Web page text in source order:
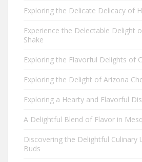
Exploring the Delicate Delicacy of
Experience the Delectable Delight
Shake
Exploring the Flavorful Delights of
Exploring the Delight of Arizona
Exploring a Hearty and Flavorful
A Delightful Blend of Flavor in
Discovering the Delightful Culinary
Buds